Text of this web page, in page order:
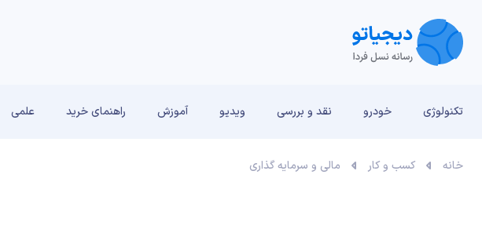
تکنولوژی خودرو نقد و بررسی‌ ویدیو آموزش راهنمای خرید علمی
خانه کسب و کار مالی و سرمایه گذاری